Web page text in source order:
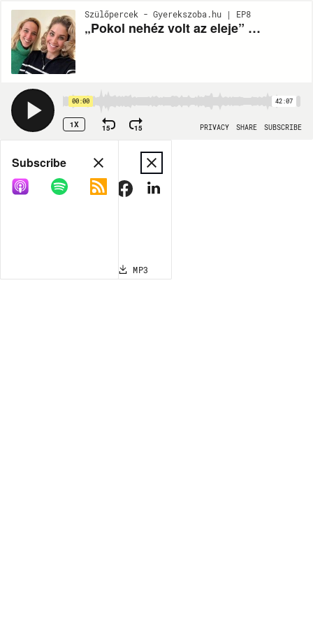
Szülőpercek - Gyerekszoba.hu | EP8
„Pokol nehéz volt az eleje” – Csak 23 éves volt Nyári Dia, amikor anya lett
00:00 42:07
1X 15 15 PRIVACY SHARE SUBSCRIBE
Share
COPY LINK
MP3
Subscribe